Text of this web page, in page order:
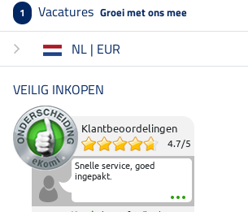
1 Vacatures Groei met ons mee
NL | EUR
VEILIG INKOPEN
Klantbeoordelingen
4.7/5
Snelle service, goed
ingepakt.